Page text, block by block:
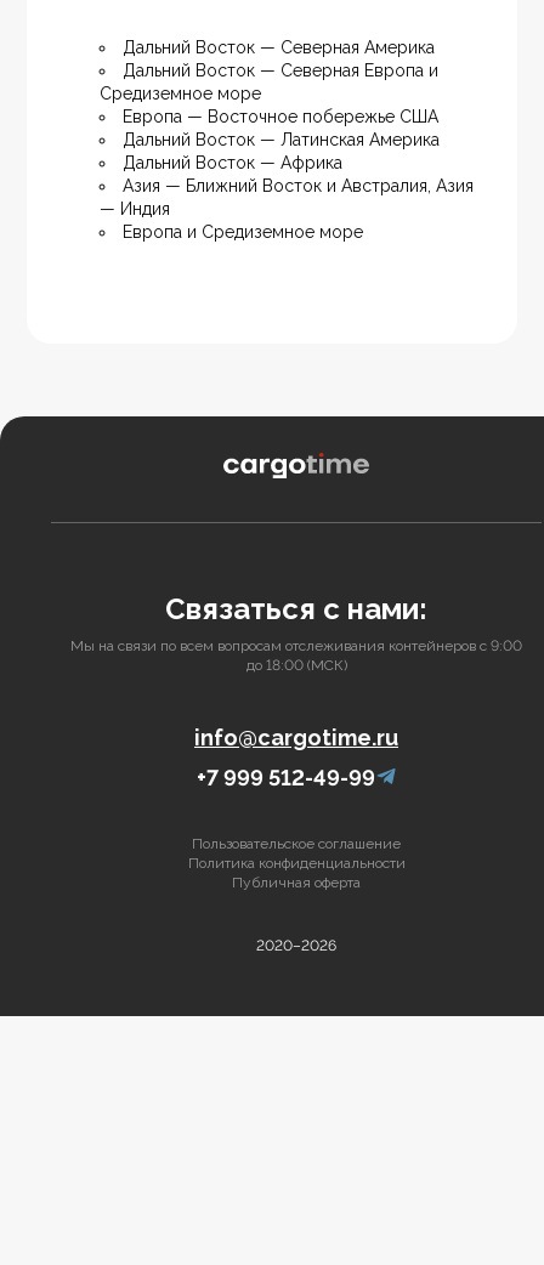
Дальний Восток — Северная Америка
Дальний Восток — Северная Европа и
Средиземное море
Европа — Восточное побережье США
Дальний Восток — Латинская Америка
Дальний Восток — Африка
Азия — Ближний Восток и Австралия, Азия
— Индия
Европа и Средиземное море
Связаться с нами:
Мы на связи по всем вопросам отслеживания контейнеров с 9:00
до 18:00 (МСК)
info@cargotime.ru
+7 999 512-49-99
2020–2026
Пользовательское соглашение
Политика конфиденциальности
Публичная оферта